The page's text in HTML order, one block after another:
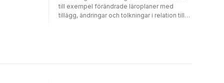
till exempel förändrade läroplaner med
tillägg, ändringar och tolkningar i relation till